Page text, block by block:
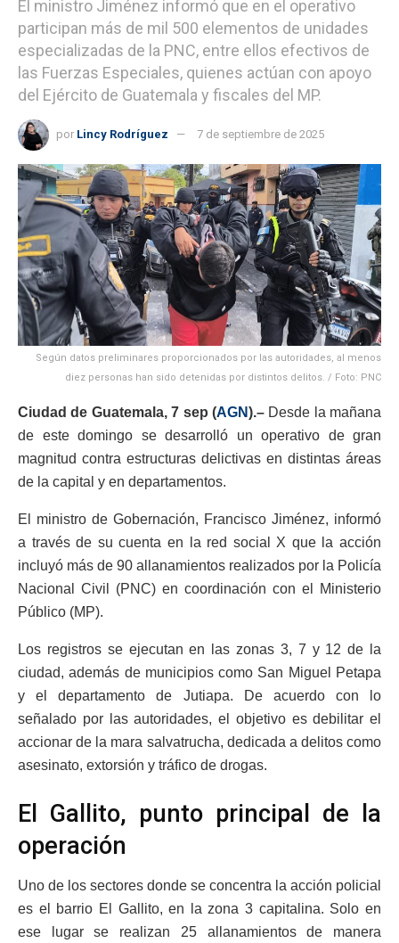
El ministro Jiménez informó que en el operativo
participan más de mil 500 elementos de unidades
especializadas de la PNC, entre ellos efectivos de
las Fuerzas Especiales, quienes actúan con apoyo
del Ejército de Guatemala y fiscales del MP.
por Lincy Rodríguez 7 de septiembre de 2025
Según datos preliminares proporcionados por las autoridades, al menos
diez personas han sido detenidas por distintos delitos. / Foto: PNC
Ciudad de Guatemala, 7 sep (AGN).– Desde la mañana
de este domingo se desarrolló un operativo de gran
magnitud contra estructuras delictivas en distintas áreas
de la capital y en departamentos.
El ministro de Gobernación, Francisco Jiménez, informó
a través de su cuenta en la red social X que la acción
incluyó más de 90 allanamientos realizados por la Policía
Nacional Civil (PNC) en coordinación con el Ministerio
Público (MP).
Los registros se ejecutan en las zonas 3, 7 y 12 de la
ciudad, además de municipios como San Miguel Petapa
y el departamento de Jutiapa. De acuerdo con lo
señalado por las autoridades, el objetivo es debilitar el
accionar de la mara salvatrucha, dedicada a delitos como
asesinato, extorsión y tráfico de drogas.
El Gallito, punto principal de la
operación
Uno de los sectores donde se concentra la acción policial
es el barrio El Gallito, en la zona 3 capitalina. Solo en
ese lugar se realizan 25 allanamientos de manera